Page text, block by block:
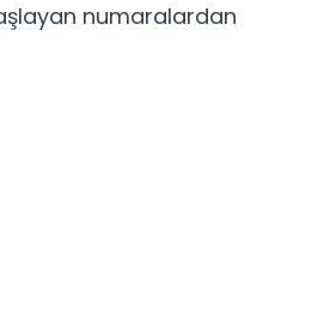
numaralardan